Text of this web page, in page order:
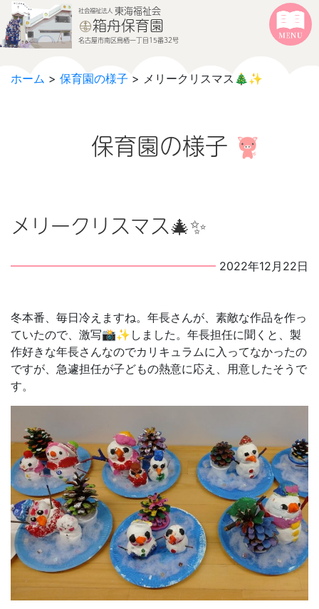
本文へジャンプする
メニューへジャンプする
社会福祉法人 東海福祉会
箱舟保育園
名古屋市南区鳥栖一丁目15番32号
ホーム > 保育園の様子 > メリークリスマス🎄✨
保育園の様子
メリークリスマス🎄✨
2022年12月22日
冬本番、毎日冷えますね。年長さんが、素敵な作品を作っ
ていたので、激写📸✨しました。年長担任に聞くと、製
作好きな年長さんなのでカリキュラムに入ってなかったの
ですが、急遽担任が子どもの熱意に応え、用意したそうで
す。